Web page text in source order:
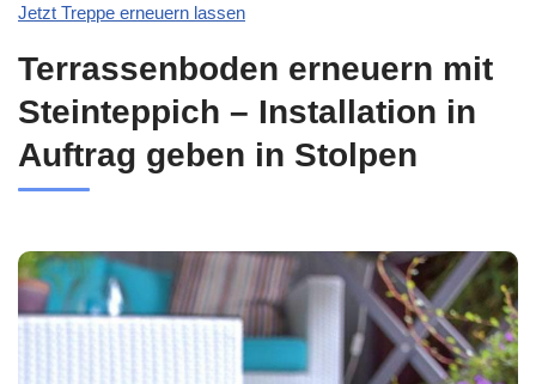
Jetzt Treppe erneuern lassen
Terrassenboden erneuern mit
Steinteppich – Installation in
Auftrag geben in Stolpen